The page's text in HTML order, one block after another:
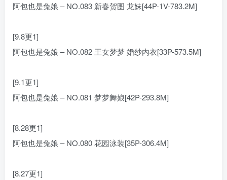
阿包也是兔娘 – NO.083 新春贺图 龙妹[44P-1V-783.2M]
[9.8更1]
阿包也是兔娘 – NO.082 王女梦梦 婚纱内衣[33P-573.5M]
[9.1更1]
阿包也是兔娘 – NO.081 梦梦舞娘[42P-293.8M]
[8.28更1]
阿包也是兔娘 – NO.080 花园泳装[35P-306.4M]
[8.27更1]